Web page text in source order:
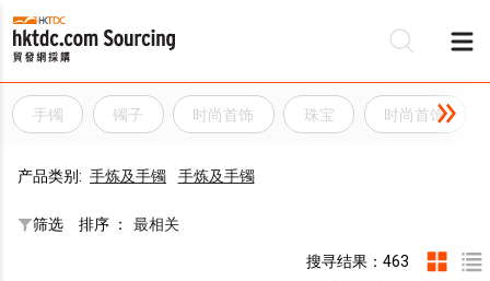
手镯 镯子 时尚首饰 珠宝 时尚首饰
产品类别: 手炼及手镯 手炼及手镯
筛选 排序 ： 最相关
搜寻结果：463